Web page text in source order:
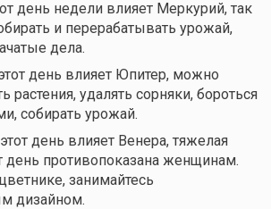
день недели влияет Меркурий, так
и перерабатывать урожай,
дела.
день влияет Юпитер, можно
растения, удалять сорняки, бороться
собирать урожай.
день влияет Венера, тяжелая
день противопоказана женщинам.
занимайтесь
дизайном.